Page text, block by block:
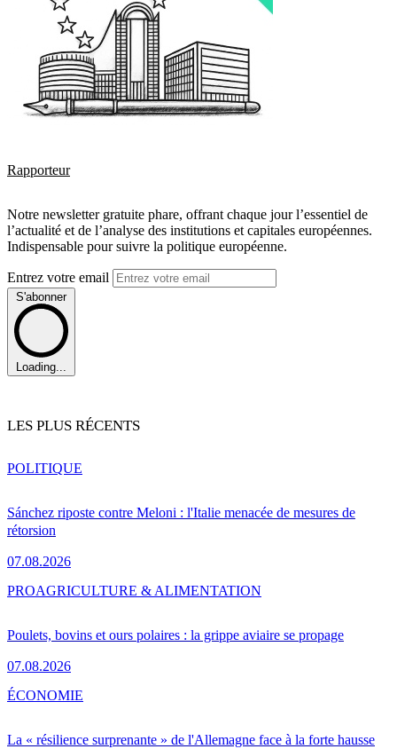
Rapporteur
Notre newsletter gratuite phare, offrant chaque jour l’essentiel de
l’actualité et de l’analyse des institutions et capitales européennes.
Indispensable pour suivre la politique européenne.
Entrez votre email
S'abonner
Loading...
LES PLUS RÉCENTS
Sánchez riposte contre Meloni : l'Italie menacée de mesures de
rétorsion
07.08.2026
POLITIQUE
Poulets, bovins et ours polaires : la grippe aviaire se propage
07.08.2026
PROAGRICULTURE & ALIMENTATION
La « résilience surprenante » de l'Allemagne face à la forte hausse
ÉCONOMIE